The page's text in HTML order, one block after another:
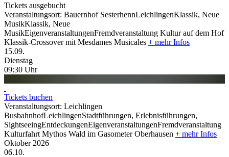
Tickets ausgebucht
Veranstaltungsort: Bauernhof SesterhennLeichlingenKlassik, Neue
MusikKlassik, Neue
MusikEigenveranstaltungenFremdveranstaltung Kultur auf dem Hof
Klassik-Crossover mit Mesdames Musicales + mehr Infos
15.09.
Dienstag
09:30 Uhr
Tickets buchen
Veranstaltungsort: Leichlingen
BusbahnhofLeichlingenStadtführungen, Erlebnisführungen,
SightseeingEntdeckungenEigenveranstaltungenFremdveranstaltung
Kulturfahrt Mythos Wald im Gasometer Oberhausen + mehr Infos
Oktober 2026
06.10.